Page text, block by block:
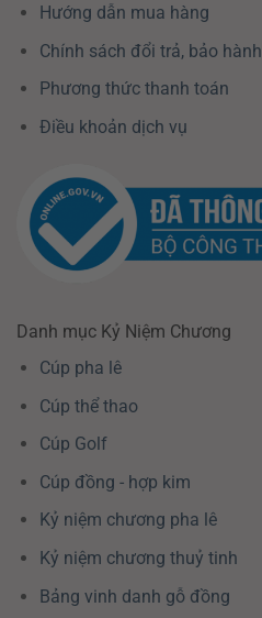
Hướng dẫn mua hàng
Chính sách đổi trả, bảo hành
Phương thức thanh toán
Điều khoản dịch vụ
Danh mục Kỷ Niệm Chương
Cúp pha lê
Cúp thể thao
Cúp Golf
Cúp đồng - hợp kim
Kỷ niệm chương pha lê
Kỷ niệm chương thuỷ tinh
Bảng vinh danh gỗ đồng